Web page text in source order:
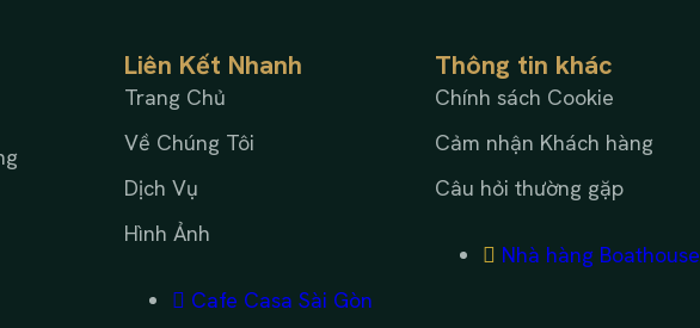
Liên Kết Nhanh
Trang Chủ
Về Chúng Tôi
Dịch Vụ
Hình Ảnh
Cafe Casa Sài Gòn
Thông tin khác
Chính sách Cookie
Cảm nhận Khách hàng
Câu hỏi thường gặp
Nhà hàng Boathouse